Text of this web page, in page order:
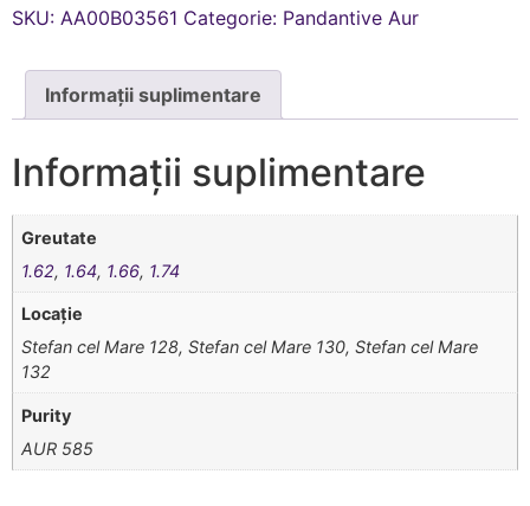
SKU: AA00В03561 Categorie: Pandantive Aur
Informații suplimentare
Informații suplimentare
Greutate
1.62, 1.64, 1.66, 1.74
Locație
Stefan cel Mare 128, Stefan cel Mare 130, Stefan cel Mare
132
Purity
AUR 585